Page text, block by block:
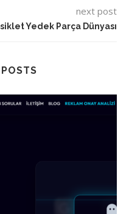
next post
Yedek Parça Dünyası